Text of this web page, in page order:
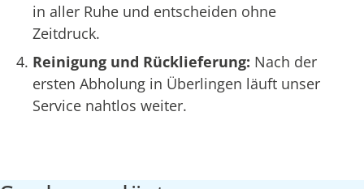
in aller Ruhe und entscheiden ohne
Zeitdruck.
Reinigung und Rücklieferung: Nach der
ersten Abholung in Überlingen läuft unser
Service nahtlos weiter.